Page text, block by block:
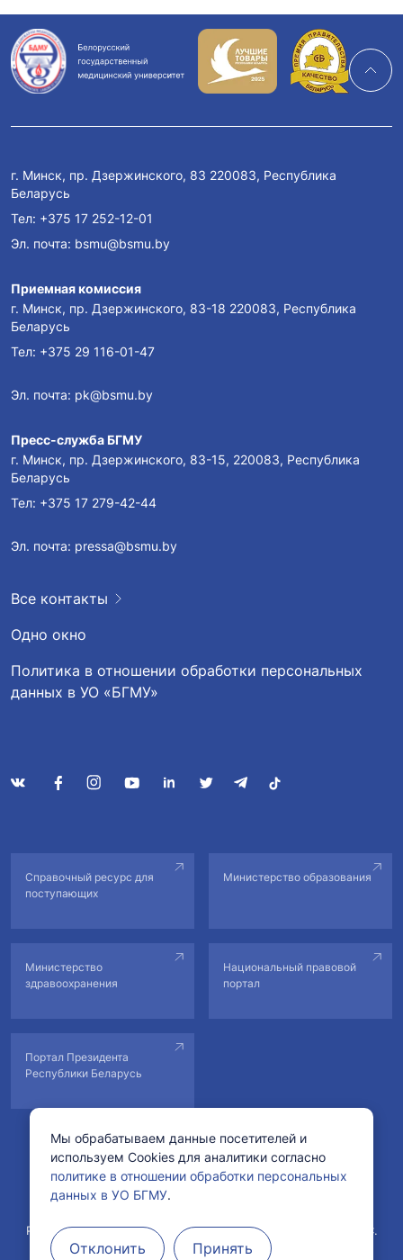
г. Минск, пр. Дзержинского, 83 220083, Республика
Беларусь
Тел: +375 17 252-12-01
Эл. почта: bsmu@bsmu.by
Приемная комиссия
г. Минск, пр. Дзержинского, 83-18 220083, Республика
Беларусь
Тел: +375 29 116-01-47
Эл. почта: pk@bsmu.by
Пресс-служба БГМУ
г. Минск, пр. Дзержинского, 83-15, 220083, Республика
Беларусь
Тел: +375 17 279-42-44
Эл. почта: pressa@bsmu.by
Все контакты
Одно окно
Политика в отношении обработки персональных
данных в УО «БГМУ»
Справочный ресурс для
поступающих
Министерство образования
Министерство
здравоохранения
Национальный правовой
портал
Портал Президента
Республики Беларусь
© Учреждение образования «Белорусский государственный
медицинский университет».
Рег. свидетельство №178222 от 11.02.2022 в БелГИЭ.
Рег. свидетельство №1760800571 от 29.04.2008 в ГРИРиИС.
Мы обрабатываем данные посетителей и
используем Cookies для аналитики согласно
политике в отношении обработки персональных
данных в УО БГМУ.
Отклонить Принять